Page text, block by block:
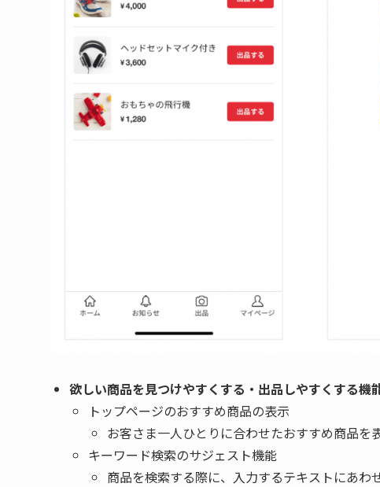
欲しい商品を見つけやすくする・出品しやすくする機
トップページのおすすめ商品の表示
お客さま一人ひとりに合わせたおすすめ商品を
キーワード検索のサジェスト機能
商品を検索する際に、入力するテキストにあわ